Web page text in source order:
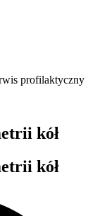
profilaktyczny
kół
kół